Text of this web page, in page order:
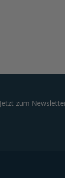
Jetzt zum